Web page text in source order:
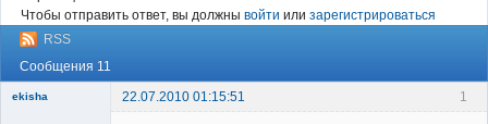
Чтобы отправить ответ, вы должны войти или зарегистрироваться
RSS
Сообщения 11
1
ekisha 22.07.2010 01:15:51